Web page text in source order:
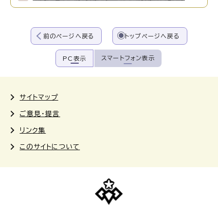
前のページへ戻る トップページへ戻る
PC表示 スマートフォン表示
サイトマップ
ご意見・提言
リンク集
このサイトについて